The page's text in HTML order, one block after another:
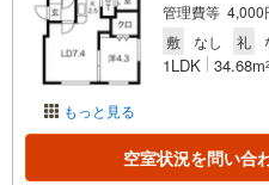
もっと見る
管理費等 4,000
敷
なし 礼
1LDK 34.68m2
空室状況を問い合